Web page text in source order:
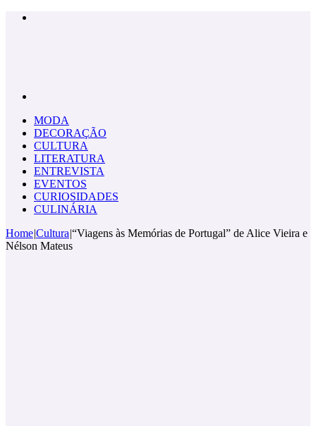
MODA
DECORAÇÃO
CULTURA
LITERATURA
ENTREVISTA
EVENTOS
CURIOSIDADES
CULINÁRIA
Home|Cultura|“Viagens às Memórias de Portugal” de Alice Vieira e
Nélson Mateus